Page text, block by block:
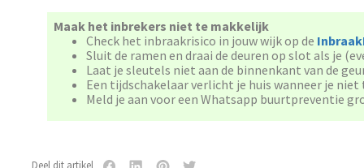
Maak het inbrekers niet te makkelijk
Check het inbraakrisico in jouw wijk op de
Sluit de ramen en draai de deuren op slot als je
Laat je sleutels niet aan de binnenkant van de
Een tijdschakelaar verlicht je huis wanneer je
Meld je aan voor een Whatsapp buurtpreventie